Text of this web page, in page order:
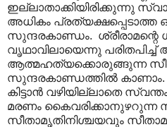
ഇല്ലാതാക്കിയിരിക്കുന്നു
അധികം പ്രത്യക്ഷപ്പെടാത്ത
സുന്ദരകാണ്ഡം.
വൃഥാവിലായെന്നു പരിതപിച്ച്
ആത്മഹത്യക്കൊരുങ്ങുന്ന
സുന്ദരകാണ്ഡത്തിൽ
കിട്ടാൻ വഴിയില്ലാതെ
മരണം കൈവരിക്കാനുഴറുന്ന
സീതാമൃതിനിശ്ചയവും